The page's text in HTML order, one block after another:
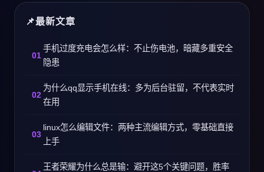
最新文章
手机过度充电会怎么样：不止伤电池，暗藏多重安全
隐患
为什么qq显示手机在线：多为后台驻留，不代表实时
在用
linux怎么编辑文件：两种主流编辑方式，零基础直接
上手
王者荣耀为什么总是输：避开这5个关键问题，胜率